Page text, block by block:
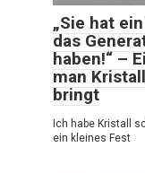
„Sie hat
das
haben!“ –
man
bringt
Ich habe Kristall
ein kleines Fest